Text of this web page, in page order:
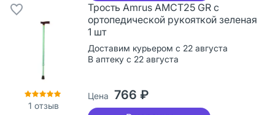
1 отзыв
Трость Amrus AMCT25 GR с
ортопедической рукояткой зеленая
1 шт
Доставим курьером с 22 августа
В аптеку с 22 августа
Цена 766 ₽